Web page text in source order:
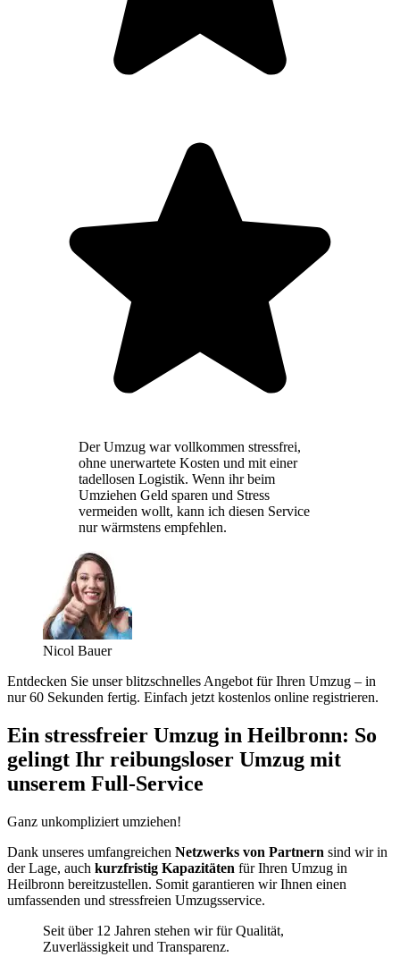
Der Umzug war vollkommen stressfrei,
ohne unerwartete Kosten und mit einer
tadellosen Logistik. Wenn ihr beim
Umziehen Geld sparen und Stress
vermeiden wollt, kann ich diesen Service
nur wärmstens empfehlen.
Nicol Bauer
Entdecken Sie unser blitzschnelles Angebot für Ihren Umzug – in
nur 60 Sekunden fertig. Einfach jetzt kostenlos online registrieren.
Ein stressfreier Umzug in Heilbronn: So
gelingt Ihr reibungsloser Umzug mit
unserem Full-Service
Ganz unkompliziert umziehen!
Dank unseres umfangreichen Netzwerks von Partnern sind wir in
der Lage, auch kurzfristig Kapazitäten für Ihren Umzug in
Heilbronn bereitzustellen. Somit garantieren wir Ihnen einen
umfassenden und stressfreien Umzugsservice.
Seit über 12 Jahren stehen wir für Qualität,
Zuverlässigkeit und Transparenz.